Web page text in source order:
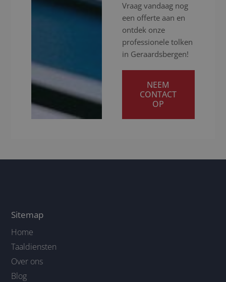
Vraag vandaag nog
een offerte aan en
ontdek onze
professionele tolken
in Geraardsbergen!
NEEM
CONTACT
OP
Sitemap
Home
Taaldiensten
Over ons
Blog